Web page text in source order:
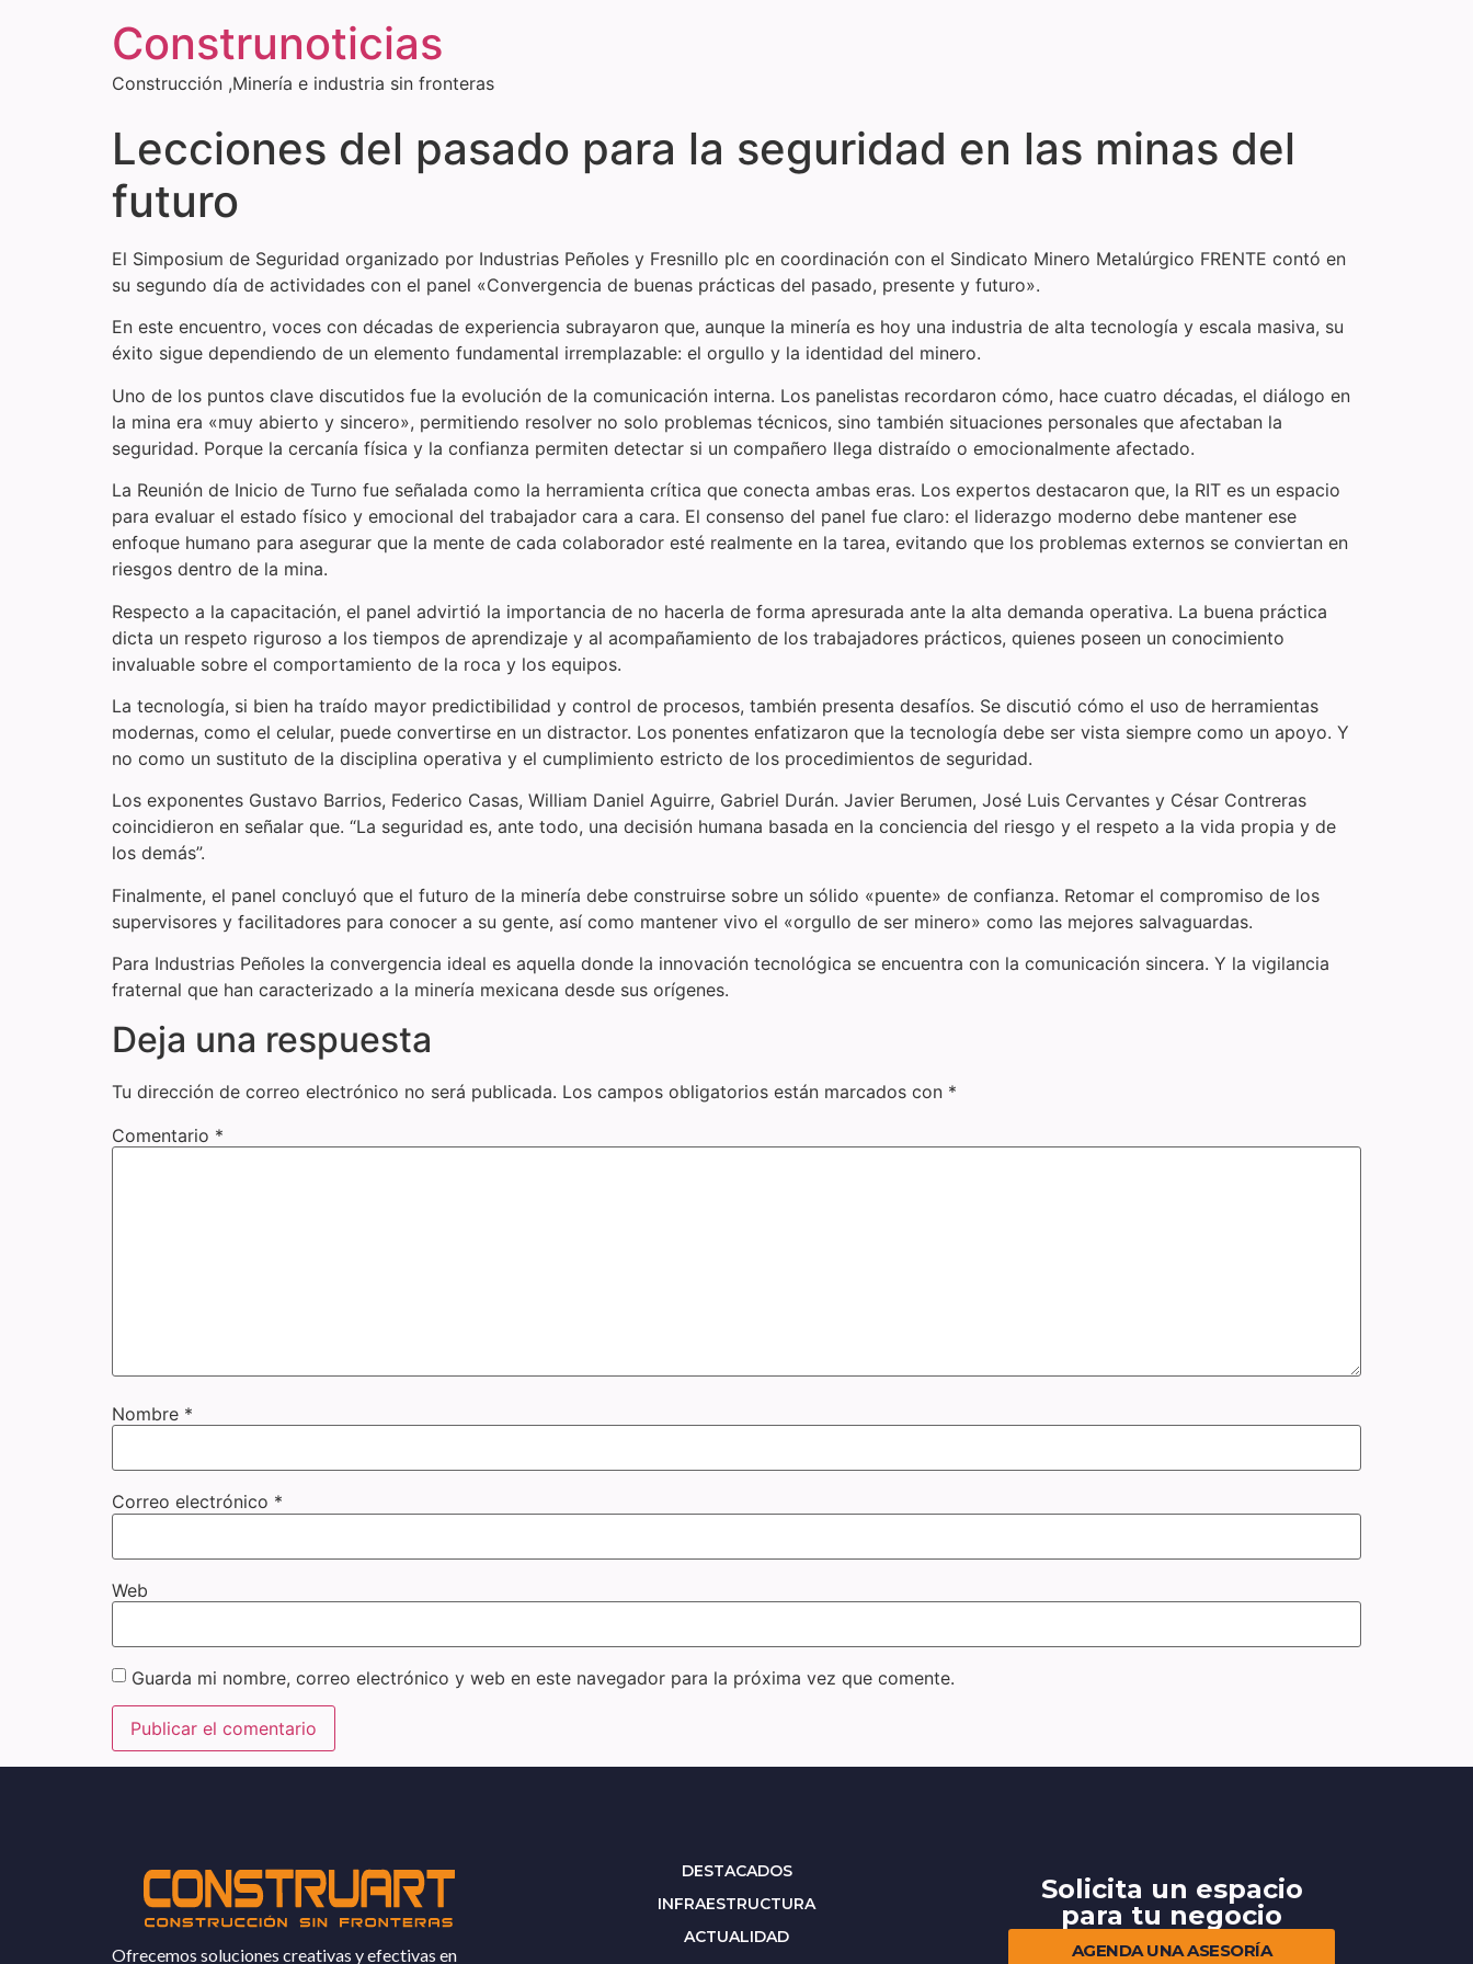
Construnoticias
Construcción ,Minería e industria sin fronteras
Lecciones del pasado para la seguridad en las minas del
futuro
El Simposium de Seguridad organizado por Industrias Peñoles y Fresnillo plc en coordinación con el Sindicato Minero Metalúrgico FRENTE contó en
su segundo día de actividades con el panel «Convergencia de buenas prácticas del pasado, presente y futuro».
En este encuentro, voces con décadas de experiencia subrayaron que, aunque la minería es hoy una industria de alta tecnología y escala masiva, su
éxito sigue dependiendo de un elemento fundamental irremplazable: el orgullo y la identidad del minero.
Uno de los puntos clave discutidos fue la evolución de la comunicación interna. Los panelistas recordaron cómo, hace cuatro décadas, el diálogo en
la mina era «muy abierto y sincero», permitiendo resolver no solo problemas técnicos, sino también situaciones personales que afectaban la
seguridad. Porque la cercanía física y la confianza permiten detectar si un compañero llega distraído o emocionalmente afectado.
La Reunión de Inicio de Turno fue señalada como la herramienta crítica que conecta ambas eras. Los expertos destacaron que, la RIT es un espacio
para evaluar el estado físico y emocional del trabajador cara a cara. El consenso del panel fue claro: el liderazgo moderno debe mantener ese
enfoque humano para asegurar que la mente de cada colaborador esté realmente en la tarea, evitando que los problemas externos se conviertan en
riesgos dentro de la mina.
Respecto a la capacitación, el panel advirtió la importancia de no hacerla de forma apresurada ante la alta demanda operativa. La buena práctica
dicta un respeto riguroso a los tiempos de aprendizaje y al acompañamiento de los trabajadores prácticos, quienes poseen un conocimiento
invaluable sobre el comportamiento de la roca y los equipos.
La tecnología, si bien ha traído mayor predictibilidad y control de procesos, también presenta desafíos. Se discutió cómo el uso de herramientas
modernas, como el celular, puede convertirse en un distractor. Los ponentes enfatizaron que la tecnología debe ser vista siempre como un apoyo. Y
no como un sustituto de la disciplina operativa y el cumplimiento estricto de los procedimientos de seguridad.
Los exponentes Gustavo Barrios, Federico Casas, William Daniel Aguirre, Gabriel Durán. Javier Berumen, José Luis Cervantes y César Contreras
coincidieron en señalar que. “La seguridad es, ante todo, una decisión humana basada en la conciencia del riesgo y el respeto a la vida propia y de
los demás”.
Finalmente, el panel concluyó que el futuro de la minería debe construirse sobre un sólido «puente» de confianza. Retomar el compromiso de los
supervisores y facilitadores para conocer a su gente, así como mantener vivo el «orgullo de ser minero» como las mejores salvaguardas.
Para Industrias Peñoles la convergencia ideal es aquella donde la innovación tecnológica se encuentra con la comunicación sincera. Y la vigilancia
fraternal que han caracterizado a la minería mexicana desde sus orígenes.
Deja una respuesta
Tu dirección de correo electrónico no será publicada. Los campos obligatorios están marcados con *
Comentario *
Nombre *
Correo electrónico *
Web
Guarda mi nombre, correo electrónico y web en este navegador para la próxima vez que comente.
Ofrecemos soluciones creativas y efectivas en
DESTACADOS
INFRAESTRUCTURA
ACTUALIDAD
Solicita un espacio
para tu negocio
AGENDA UNA ASESORÍA